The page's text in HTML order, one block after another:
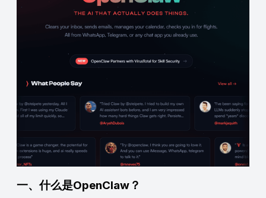
一、什么是OpenClaw？